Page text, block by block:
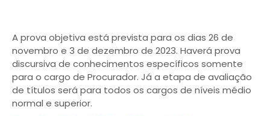
A prova objetiva está prevista para os dias 26 de
novembro e 3 de dezembro de 2023. Haverá prova
discursiva de conhecimentos específicos somente
para o cargo de Procurador. Já a etapa de avaliação
de títulos será para todos os cargos de níveis médio
normal e superior.